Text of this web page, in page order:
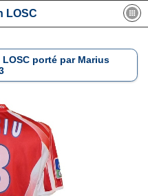
LOSC
porté par Marius